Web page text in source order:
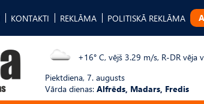
KONTAKTI REKLĀMA POLITISKĀ REKLĀMA
+16° C, vējš 3.29 m/s, R-DR vēja
Piektdiena, 7. augusts
Vārda dienas: Alfrēds, Madars, Fredis